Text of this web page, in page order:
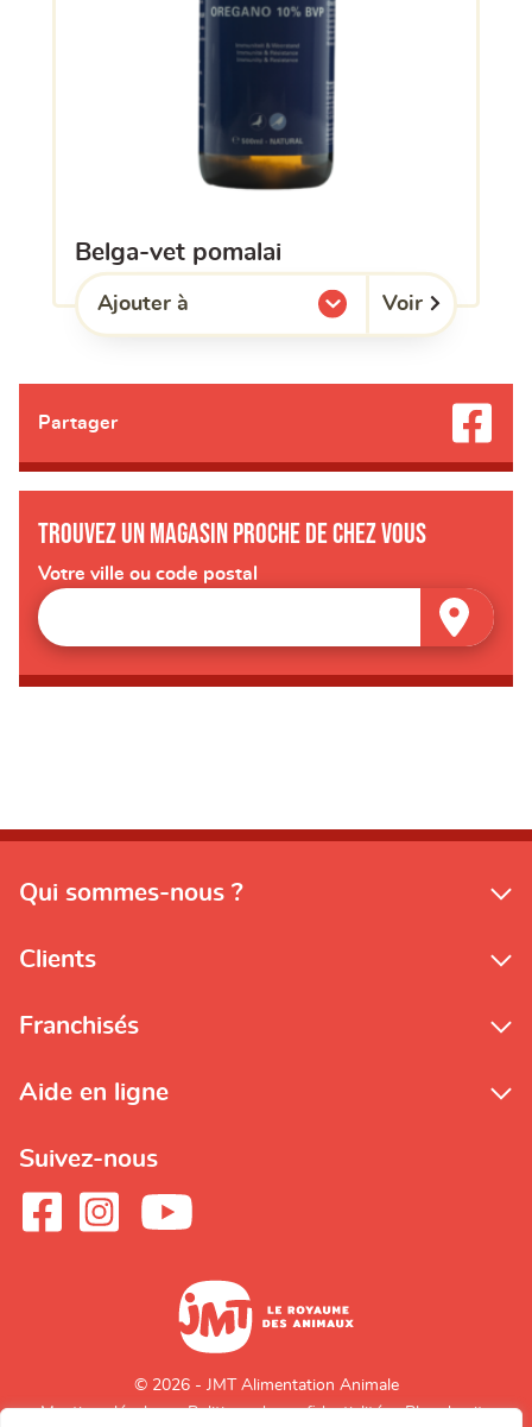
belga-vet pomalai
Ajouter à
l'une de mes listes. Voir
Partager
Trouvez un magasin proche de chez vous
Votre ville ou code postal
Qui sommes-nous ?
Clients
Franchisés
Aide en ligne
Suivez-nous
© 2026 - JMT Alimentation Animale
Mentions légales
Politique de confidentialité Plan du site